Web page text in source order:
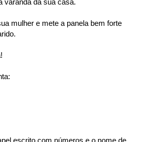
varanda da sua casa.
mulher e mete a panela bem forte
escrito com números e o nome de